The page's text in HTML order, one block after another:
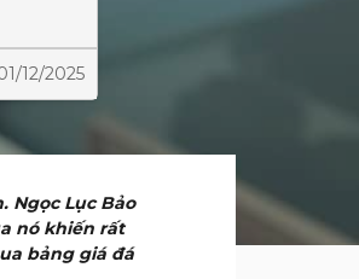
12/2025
Ngọc Lục Bảo
nó khiến rất
bảng giá đá